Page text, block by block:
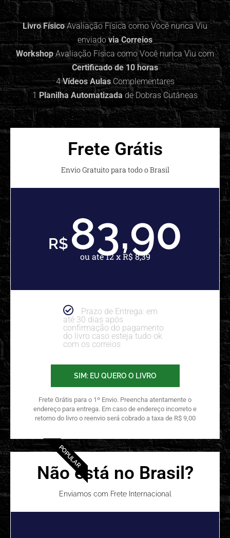
Livro FísicoAvaliação Física como Você nunca Viu
enviadovia Correios
WorkshopAvaliação Física como Você nunca Viu com
Certificado de 10 horas
4Vídeos AulasComplementares
1Planilha Automatizada de Dobras Cutâneas
Frete Grátis
Envio Gratuito para todo o Brasil
R$ 83,90
ou até 12 x R$ 8,39
Prazo de Entrega: em
até 30 dias após
confirmação do pagamento
do livro caso esteja tudo ok
com os correios
SIM: EU QUERO O LIVRO
Frete Grátis para o 1º Envio. Preencha atentamente o
endereço para entrega. Em caso de endereço incorreto e
retorno do livro o reenvio será cobrado a taxa de R$ 9,00
POPULAR
Não está no Brasil?
Enviamos com Frete Internacional